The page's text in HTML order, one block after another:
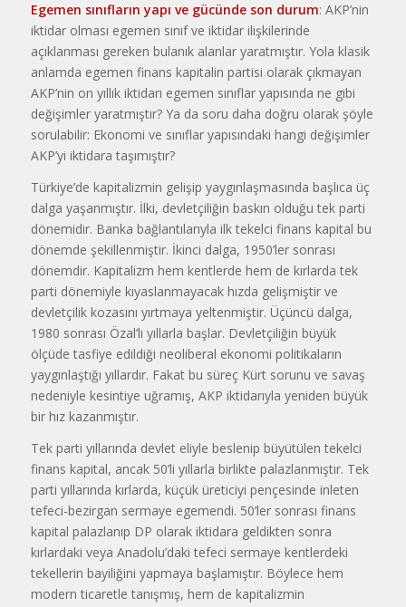
Egemen sınıfların yapı ve gücünde son durum: AKP’nin
iktidar olması egemen sınıf ve iktidar ilişkilerinde
açıklanması gereken bulanık alanlar yaratmıştır. Yola klasik
anlamda egemen finans kapitalin partisi olarak çıkmayan
AKP’nin on yıllık iktidarı egemen sınıflar yapısında ne gibi
değişimler yaratmıştır? Ya da soru daha doğru olarak şöyle
sorulabilir: Ekonomi ve sınıflar yapısındaki hangi değişimler
AKP’yi iktidara taşımıştır?
Türkiye’de kapitalizmin gelişip yaygınlaşmasında başlıca üç
dalga yaşanmıştır. İlki, devletçiliğin baskın olduğu tek parti
dönemidir. Banka bağlantılarıyla ilk tekelci finans kapital bu
dönemde şekillenmiştir. İkinci dalga, 1950’ler sonrası
dönemdir. Kapitalizm hem kentlerde hem de kırlarda tek
parti dönemiyle kıyaslanmayacak hızda gelişmiştir ve
devletçilik kozasını yırtmaya yeltenmiştir. Üçüncü dalga,
1980 sonrası Özal’lı yıllarla başlar. Devletçiliğin büyük
ölçüde tasfiye edildiği neoliberal ekonomi politikaların
yaygınlaştığı yıllardır. Fakat bu süreç Kürt sorunu ve savaş
nedeniyle kesintiye uğramış, AKP iktidarıyla yeniden büyük
bir hız kazanmıştır.
Tek parti yıllarında devlet eliyle beslenip büyütülen tekelci
finans kapital, ancak 50’li yıllarla birlikte palazlanmıştır. Tek
parti yıllarında kırlarda, küçük üreticiyi pençesinde inleten
tefeci-bezirgan sermaye egemendi. 50’ler sonrası finans
kapital palazlanıp DP olarak iktidara geldikten sonra
kırlardaki veya Anadolu’daki tefeci sermaye kentlerdeki
tekellerin bayiliğini yapmaya başlamıştır. Böylece hem
modern ticaretle tanışmış, hem de kapitalizmin